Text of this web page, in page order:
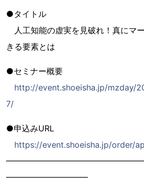
●タイトル
人工知能の虚実を見破れ！真にマ
きる要素とは
●セミナー概要
http://event.shoeisha.jp/mzday/
7/
●申込みURL
https://event.shoeisha.jp/order/
━━━━━━━━━━